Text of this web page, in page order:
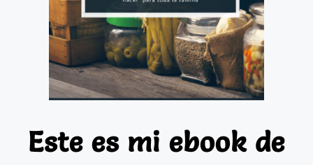
Este es mi ebook de